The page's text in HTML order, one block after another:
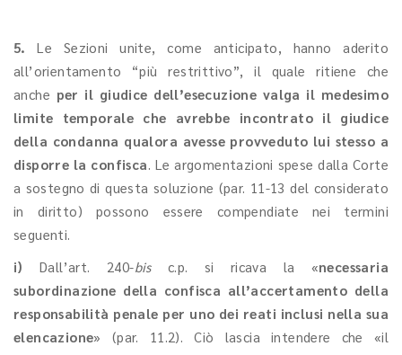
5. Le Sezioni unite, come anticipato, hanno aderito
all’orientamento “più restrittivo”, il quale ritiene che
anche per il giudice dell’esecuzione valga il medesimo
limite temporale che avrebbe incontrato il giudice
della condanna qualora avesse provveduto lui stesso a
disporre la confisca. Le argomentazioni spese dalla Corte
a sostegno di questa soluzione (par. 11-13 del considerato
in diritto) possono essere compendiate nei termini
seguenti.
i) Dall’art. 240-bisc.p. si ricava la «necessaria
subordinazione della confisca all’accertamento della
responsabilità penale per uno dei reati inclusi nella sua
elencazione» (par. 11.2). Ciò lascia intendere che «il